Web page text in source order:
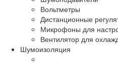
Вольтметры
Дистанционные
Микрофоны для
Вентилятор для
Шумоизоляция